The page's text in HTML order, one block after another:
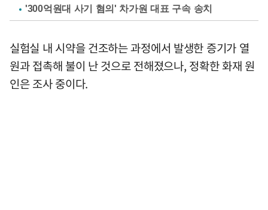
'300억원대 사기 혐의' 차가원 대표 구속 송치
실험실 내 시약을 건조하는 과정에서 발생한 증기가 열
원과 접촉해 불이 난 것으로 전해졌으나, 정확한 화재 원
인은 조사 중이다.